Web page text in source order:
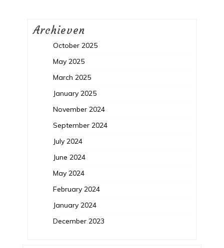
Archieven
October 2025
May 2025
March 2025
January 2025
November 2024
September 2024
July 2024
June 2024
May 2024
February 2024
January 2024
December 2023